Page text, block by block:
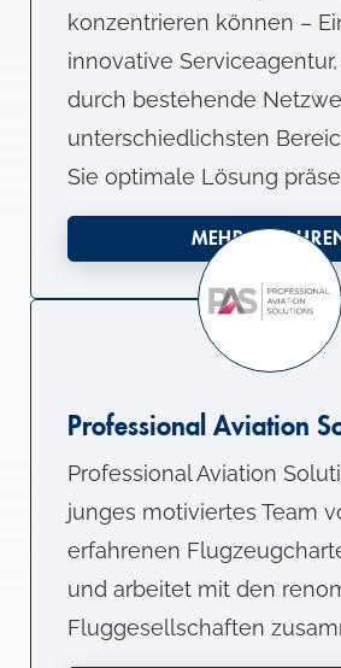
konzentrieren können –
innovative
durch bestehende
unterschiedlichsten
Sie optimale Lösung
MEHR
Professional Aviation
Professional Aviation
junges motiviertes Team
erfahrenen
und arbeitet mit den
Fluggesellschaften